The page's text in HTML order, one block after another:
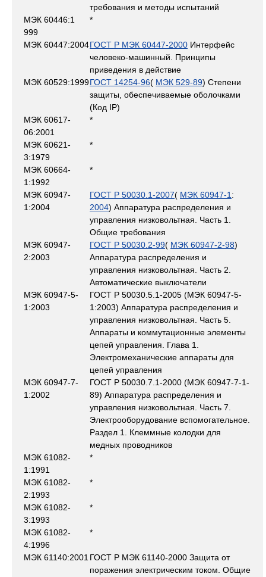
требования и методы испытаний
МЭК 60446:1
999
*
МЭК 60447:2004ГОСТ Р МЭК 60447-2000 Интерфейс
человеко-машинный. Принципы
приведения в действие
МЭК 60529:1999ГОСТ 14254-96( МЭК 529-89) Степени
защиты, обеспечиваемые оболочками
(Код IP)
МЭК 60617-
06:2001
*
МЭК 60621-
3:1979
*
МЭК 60664-
1:1992
*
МЭК 60947-
1:2004
ГОСТ Р 50030.1-2007( МЭК 60947-1 :
2004) Аппаратура распределения и
управления низковольтная. Часть 1.
Общие требования
МЭК 60947-
2:2003
ГОСТ Р 50030.2-99( МЭК 60947-2-98)
Аппаратура распределения и
управления низковольтная. Часть 2.
Автоматические выключатели
МЭК 60947-5-
1:2003
ГОСТ Р 50030.5.1-2005 (МЭК 60947-5-
1:2003) Аппаратура распределения и
управления низковольтная. Часть 5.
Аппараты и коммутационные элементы
цепей управления. Глава 1.
Электромеханические аппараты для
цепей управления
МЭК 60947-7-
1:2002
ГОСТ Р 50030.7.1-2000 (МЭК 60947-7-1-
89) Аппаратура распределения и
управления низковольтная. Часть 7.
Электрооборудование вспомогательное.
Раздел 1. Клеммные колодки для
медных проводников
МЭК 61082-
1:1991
*
МЭК 61082-
2:1993
*
МЭК 61082-
3:1993
*
МЭК 61082-
4:1996
*
МЭК 61140:2001 ГОСТ Р МЭК 61140-2000 Защита от
поражения электрическим током. Общие